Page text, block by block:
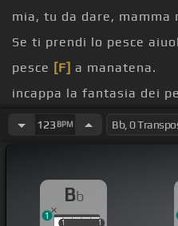
mia, tu da dare, mamma
Se ti prendi lo pesce
pesce [F] a manatena.
incappa la fantasia dei
mia,
C 'è una luna in mezzo
mamma di tante,
123 BPM
Bb
1 1
1 1
1